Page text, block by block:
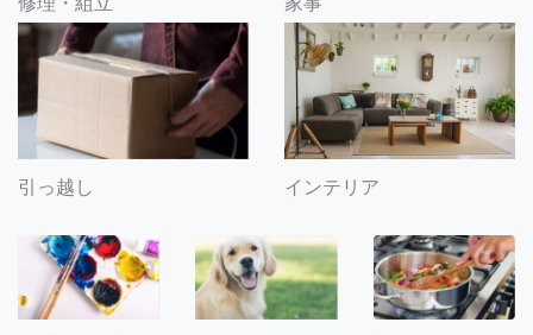
引っ越し インテリア